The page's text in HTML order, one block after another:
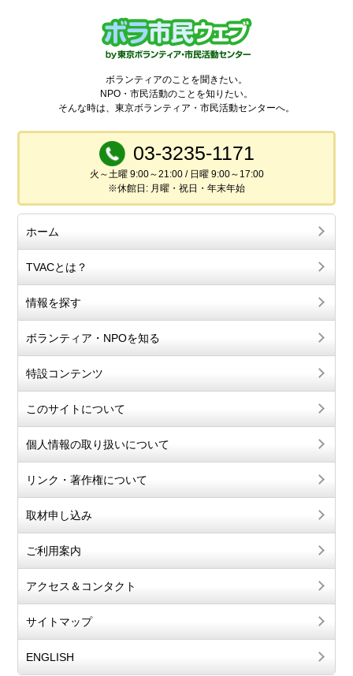
ボランティアのことを聞きたい。
NPO・市民活動のことを知りたい。
そんな時は、東京ボランティア・市民活動センターへ。
03-3235-1171
火～土曜 9:00～21:00 / 日曜 9:00～17:00
※休館日: 月曜・祝日・年末年始
ホーム
TVACとは？
情報を探す
ボランティア・NPOを知る
特設コンテンツ
このサイトについて
個人情報の取り扱いについて
リンク・著作権について
取材申し込み
ご利用案内
アクセス＆コンタクト
サイトマップ
ENGLISH